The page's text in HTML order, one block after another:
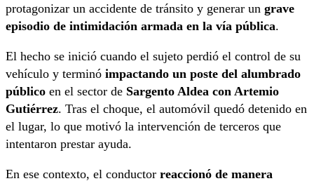
protagonizar un accidente de tránsito y generar un grave
episodio de intimidación armada en la vía pública.
El hecho se inició cuando el sujeto perdió el control de su
vehículo y terminó impactando un poste del alumbrado
público en el sector de Sargento Aldea con Artemio
Gutiérrez. Tras el choque, el automóvil quedó detenido en
el lugar, lo que motivó la intervención de terceros que
intentaron prestar ayuda.
En ese contexto, el conductor reaccionó de manera